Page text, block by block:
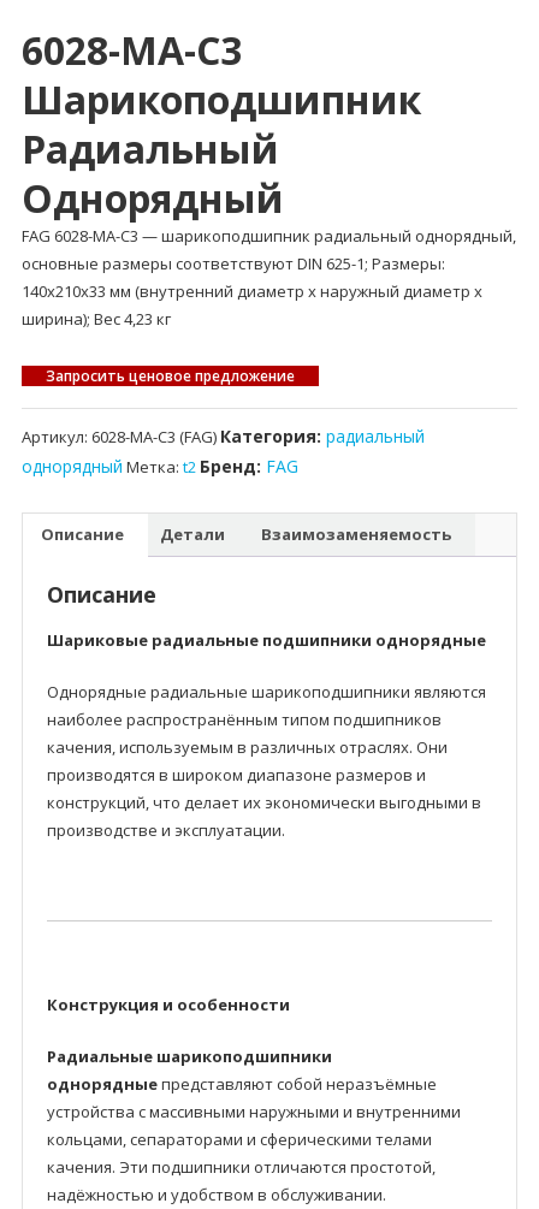
6028-MA-C3
Шарикоподшипник
Радиальный
Однорядный
FAG 6028-MA-C3 — шарикоподшипник радиальный однорядный,
основные размеры соответствуют DIN 625-1; Размеры:
140x210x33 мм (внутренний диаметр x наружный диаметр x
ширина); Вес 4,23 кг
Запросить ценовое предложение
Артикул: 6028-MA-C3 (FAG) Категория: радиальный
однорядный Метка: t2 Бренд: FAG
Описание Детали Взаимозаменяемость
Описание
Шариковые радиальные подшипники однорядные
Однорядные радиальные шарикоподшипники являются
наиболее распространённым типом подшипников
качения, используемым в различных отраслях. Они
производятся в широком диапазоне размеров и
конструкций, что делает их экономически выгодными в
производстве и эксплуатации.
Конструкция и особенности
Радиальные шарикоподшипники
однорядныепредставляют собой неразъёмные
устройства с массивными наружными и внутренними
кольцами, сепараторами и сферическими телами
качения. Эти подшипники отличаются простотой,
надёжностью и удобством в обслуживании.